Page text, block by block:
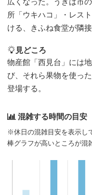
所「ウキハコ」・レス
ける、きふね食堂が隣接
見どころ
物産館「西見台」には
び、それら果物を使っ
登場する。
混雑する時間の目安
※休日の混雑目安を表示し
棒グラフが高いところが混